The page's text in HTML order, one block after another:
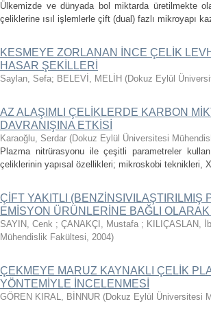
Ülkemizde ve dünyada bol miktarda üretilmekte
çeliklerine ısıl işlemlerle çift (dual) fazlı mikroyapı
KESMEYE ZORLANAN İNCE ÇELİK
HASAR ŞEKİLLERİ
Saylan, Sefa; BELEVİ, MELİH (Dokuz Eylül
AZ ALAŞIMLI ÇELİKLERDE KARBON
DAVRANIŞINA ETKİSİ
Karaoğlu, Serdar (Dokuz Eylül Üniversitesi
Plazma nitrürasyonu ile çeşitli parametreler
çeliklerinin yapısal özellikleri; mikroskobi teknikleri,
ÇİFT YAKITLI (BENZİNSIVILAŞTIRILMIŞ
EMİSYON ÜRÜNLERİNE BAĞLI
SAYIN, Cenk ; ÇANAKÇI, Mustafa ; KILIÇASLAN,
Mühendislik Fakültesi, 2004)
ÇEKMEYE MARUZ KAYNAKLI ÇELİK
YÖNTEMİYLE İNCELENMESİ
GÖREN KIRAL, BİNNUR (Dokuz Eylül Üniversitesi